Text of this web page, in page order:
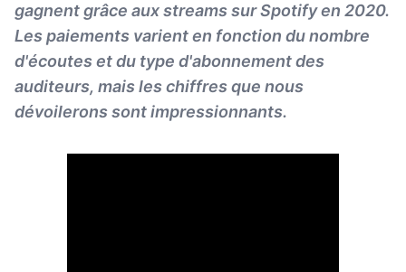
gagnent grâce aux streams sur Spotify en 2020.
Les paiements varient en fonction du nombre
d'écoutes et du type d'abonnement des
auditeurs, mais les chiffres que nous
dévoilerons sont impressionnants.